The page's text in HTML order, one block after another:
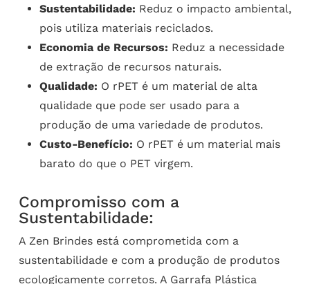
Sustentabilidade: Reduz o impacto ambiental,
pois utiliza materiais reciclados.
Economia de Recursos: Reduz a necessidade
de extração de recursos naturais.
Qualidade: O rPET é um material de alta
qualidade que pode ser usado para a
produção de uma variedade de produtos.
Custo-Benefício: O rPET é um material mais
barato do que o PET virgem.
Compromisso com a
Sustentabilidade:
A Zen Brindes está comprometida com a
sustentabilidade e com a produção de produtos
ecologicamente corretos. A Garrafa Plástica